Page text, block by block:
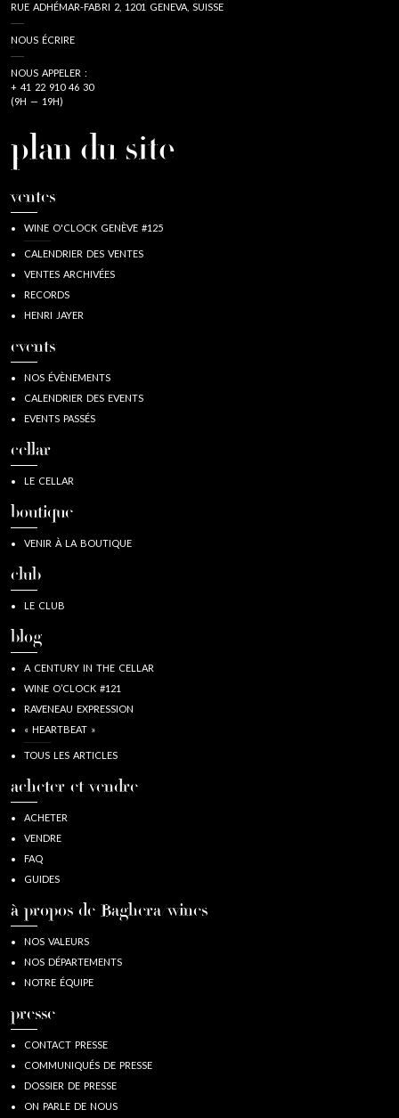
RUE ADHÉMAR-FABRI 2, 1201 GENEVA, SUISSE
NOUS ÉCRIRE
NOUS APPELER :
+ 41 22 910 46 30
(9H — 19H)
plan du site
ventes
WINE O'CLOCK GENÈVE #125
CALENDRIER DES VENTES
VENTES ARCHIVÉES
RECORDS
HENRI JAYER
events
NOS ÉVÈNEMENTS
CALENDRIER DES EVENTS
EVENTS PASSÉS
cellar
LE CELLAR
boutique
VENIR À LA BOUTIQUE
club
LE CLUB
blog
A CENTURY IN THE CELLAR
WINE O’CLOCK #121
RAVENEAU EXPRESSION
« HEARTBEAT »
TOUS LES ARTICLES
acheter et vendre
ACHETER
VENDRE
FAQ
GUIDES
à propos de Baghera/wines
NOS VALEURS
NOS DÉPARTEMENTS
NOTRE ÉQUIPE
presse
CONTACT PRESSE
COMMUNIQUÉS DE PRESSE
DOSSIER DE PRESSE
ON PARLE DE NOUS